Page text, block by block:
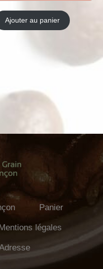
Ajouter au panier
Panier
légales